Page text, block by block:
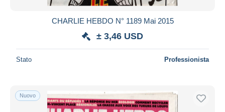
CHARLIE HEBDO N° 1189 Mai 2015
± 3,46 USD
Stato Professionista
Nuovo